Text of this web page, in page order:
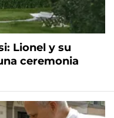
Lionel y su
ceremonia